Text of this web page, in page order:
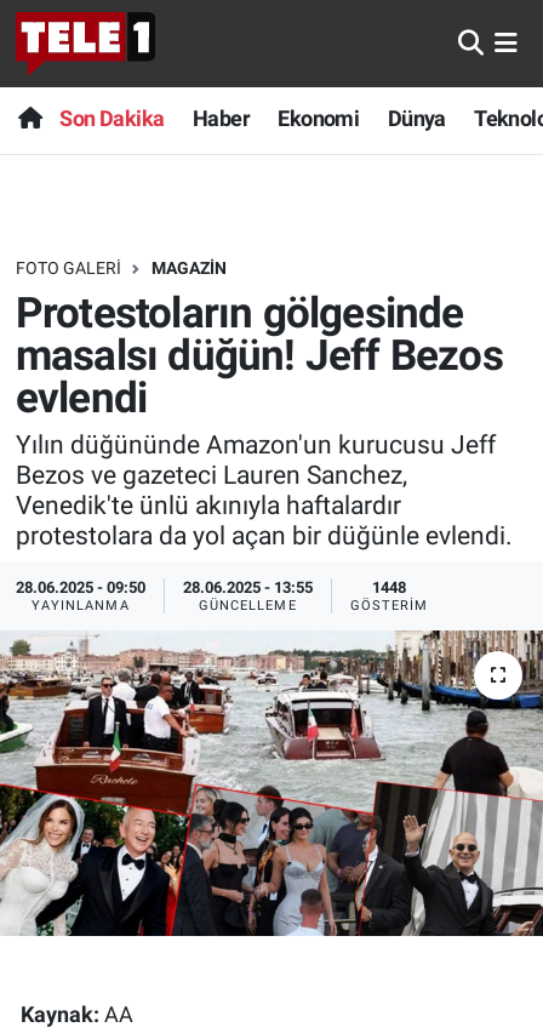
Son Dakika Haber Ekonomi Dünya
FOTO GALERI MAGAZIN
Protestoların gölgesinde
masalsı düğün! Jeff Bezos
evlendi
Yılın düğününde Amazon'un kurucusu Jeff
Bezos ve gazeteci Lauren Sanchez,
Venedik'te ünlü akınıyla haftalardır
protestolara da yol açan bir düğünle evlendi.
28.06.2025 - 09:50
YAYINLANMA
28.06.2025 - 13:55
GÜNCELLEME
1448
GÖSTERIM
Kaynak: AA
Anında Manşet
Başka Sohbetler
Bilim turu
Bilim ve Teknoloji Evreni
Doğa Konuşuyor
Dünya
Ege Saati
Ege'den Esintiler
Eğitim
Eğlence
Ekonomi
Forum
Gerçeğin İzinde
Gün Bitiyor
Son Dakika
Haber
Dünya
Teknoloji
Sağlık
Spor
Yayın Akışı
İletişim
Nöbetçi Eczaneler
Hava Durumu
Trafik Durumu
Süper Lig Puan Durumu ve Fikstür
Tüm Manşetler
Son Dakika Haberleri
Haber Arşivi